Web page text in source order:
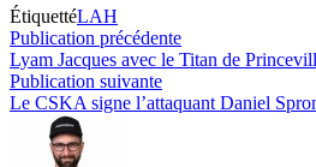
ÉtiquettéLAH
Navigation
de
l’article
Publication précédentePublication
précédente :
Lyam Jacques avec le Titan de
Publication suivantePublication
suivante :
Le CSKA signe l’attaquant Daniel